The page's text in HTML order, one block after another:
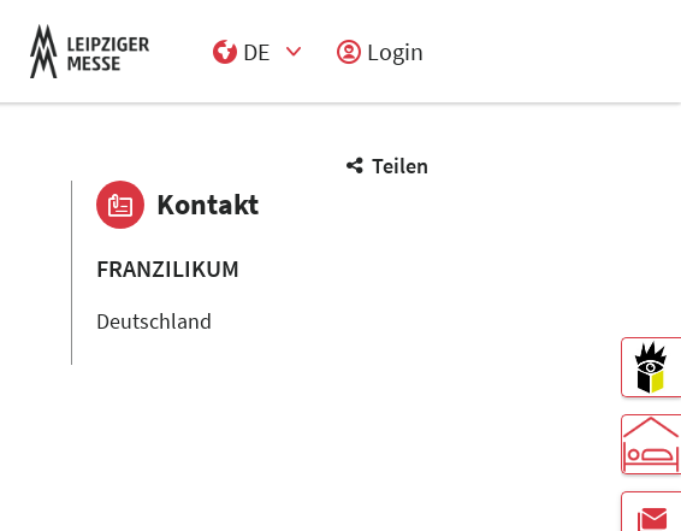
DE
Login
Teilen
Kontakt
FRANZILIKUM
Deutschland